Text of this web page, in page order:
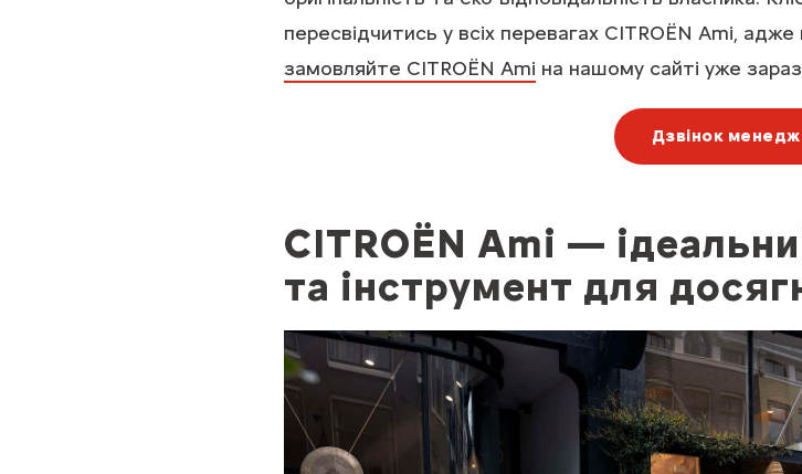
пересвідчитись у всіх перевагах CITROЁN Ami,
замовляйте CITROЁN Ami на нашому сайті уже
Дзвінок
CITROЁN Ami —
та інструмент для